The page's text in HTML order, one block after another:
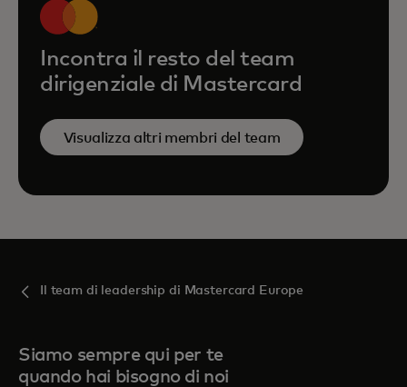
Incontra il resto del team
dirigenziale di Mastercard
Visualizza altri membri del team
Il team di leadership di Mastercard Europe
Siamo sempre qui per te
quando hai bisogno di noi